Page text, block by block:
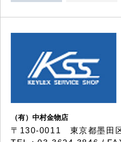
（有）中村金物店
〒130-0011 東京都墨田